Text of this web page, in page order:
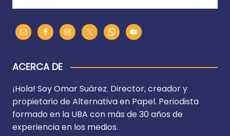
ACERCA DE
¡Hola! Soy Omar Suárez. Director, creador y
propietario de Alternativa en Papel. Periodista
formado en la UBA con más de 30 años de
experiencia en los medios.